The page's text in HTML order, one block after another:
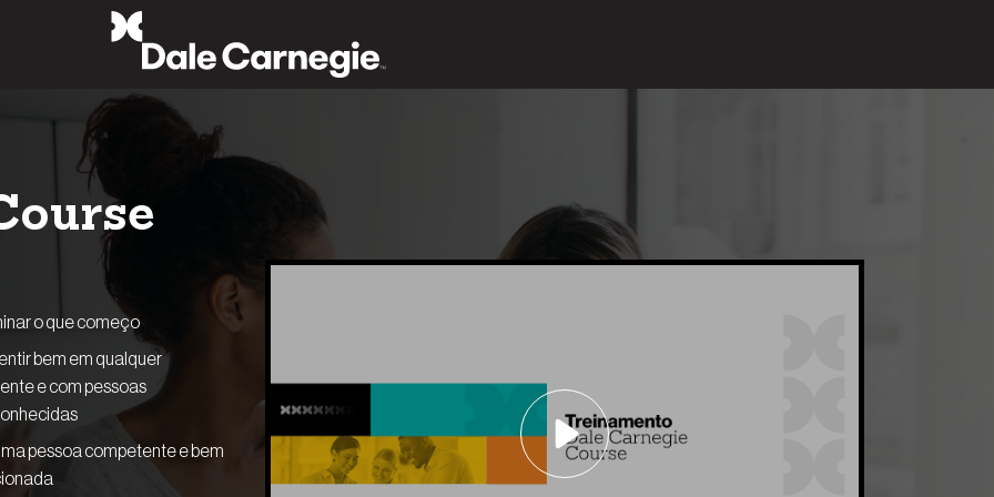
o que começo
bem em qualquer
e com pessoas
pessoa competente e bem